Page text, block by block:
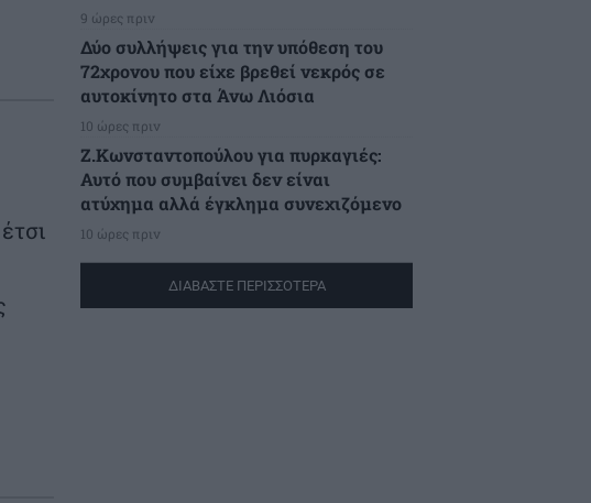
9 ώρες πριν
Δύο συλλήψεις για την υπόθεση του
72χρονου που είχε βρεθεί νεκρός σε
αυτοκίνητο στα Άνω Λιόσια
10 ώρες πριν
Ζ.Κωνσταντοπούλου για πυρκαγιές:
Αυτό που συμβαίνει δεν είναι
ατύχημα αλλά έγκλημα συνεχιζόμενο
10 ώρες πριν
ΔΙΑΒΑΣΤΕ ΠΕΡΙΣΣΟΤΕΡΑ